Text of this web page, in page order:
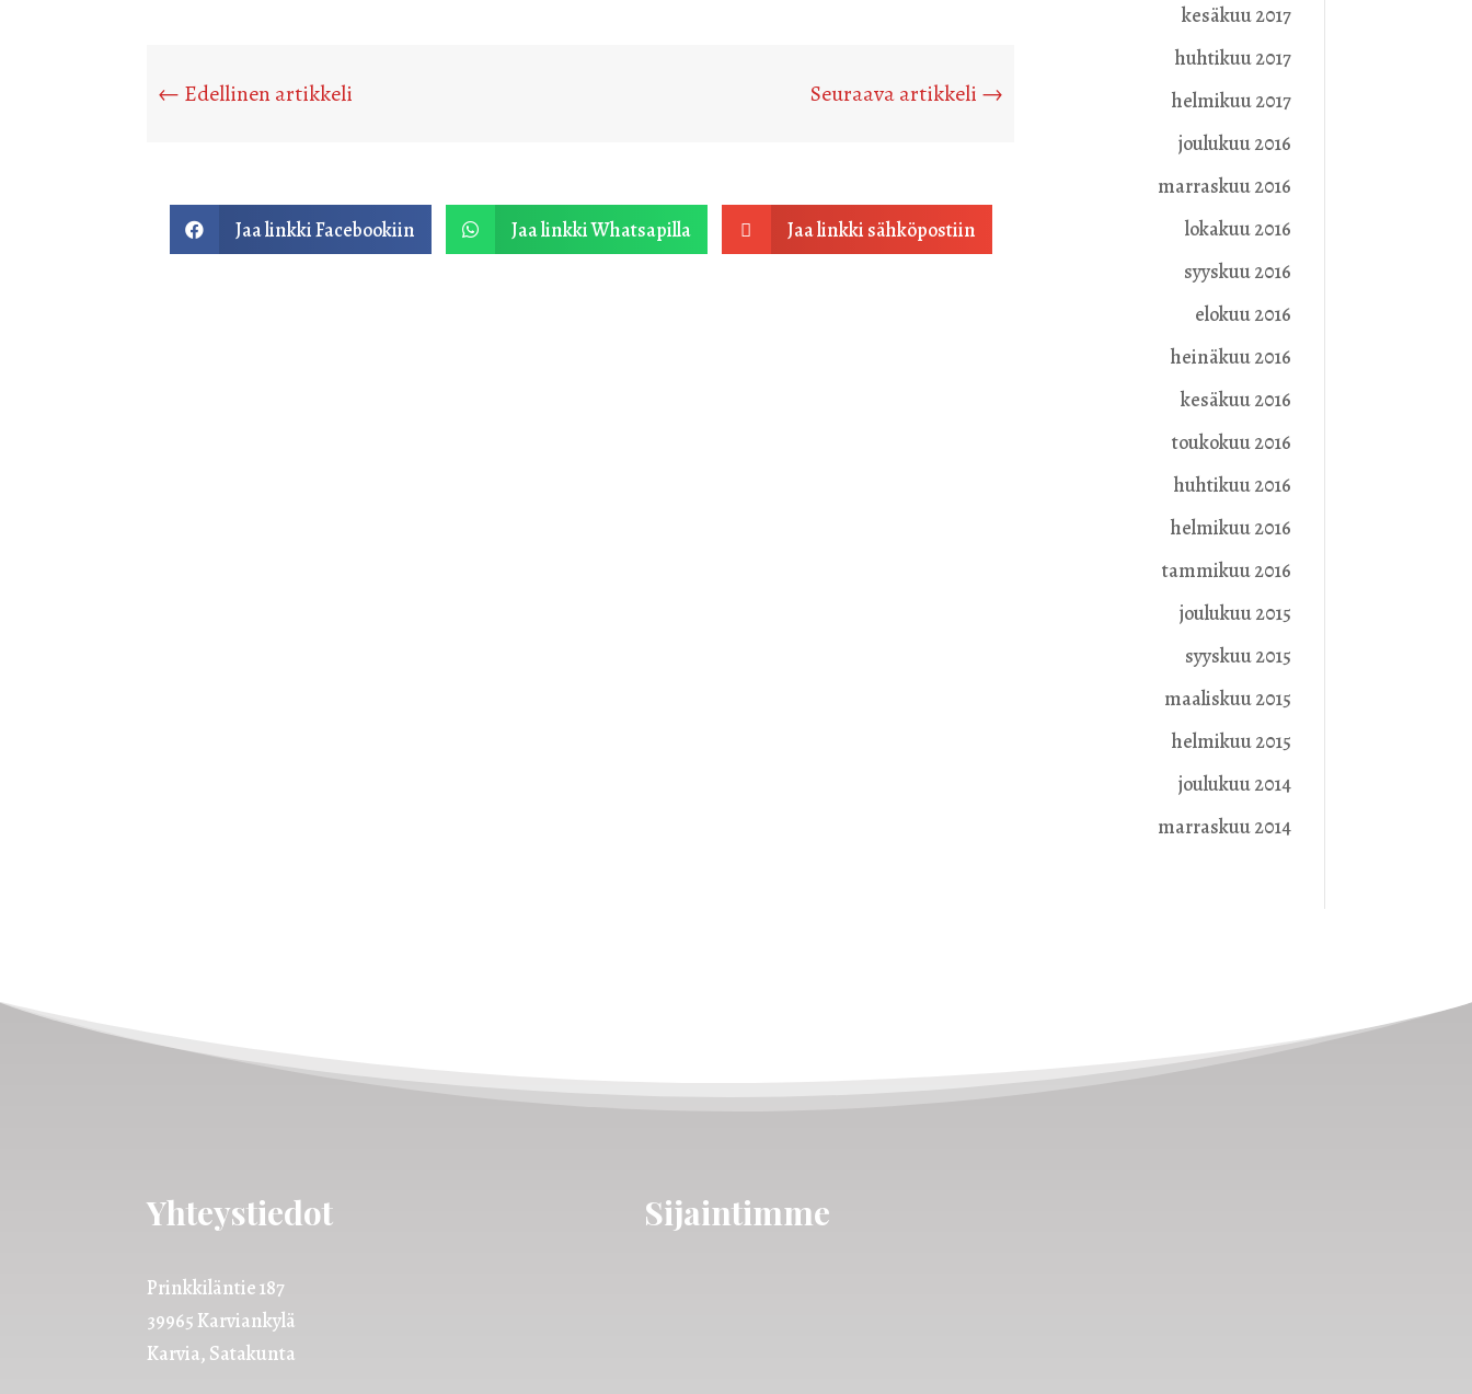
← Edellinen artikkeli Seuraava artikkeli →
 Jaa linkki Facebookiin  Jaa linkki Whatsapilla  Jaa linkki sähköpostiin
kesäkuu 2017
huhtikuu 2017
helmikuu 2017
joulukuu 2016
marraskuu 2016
lokakuu 2016
syyskuu 2016
elokuu 2016
heinäkuu 2016
kesäkuu 2016
toukokuu 2016
huhtikuu 2016
helmikuu 2016
tammikuu 2016
joulukuu 2015
syyskuu 2015
maaliskuu 2015
helmikuu 2015
joulukuu 2014
marraskuu 2014
Yhteystiedot
Prinkkiläntie 187
39965 Karviankylä
Karvia, Satakunta
Sijaintimme